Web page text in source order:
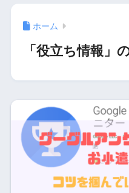
ホーム
「役立ち情報」